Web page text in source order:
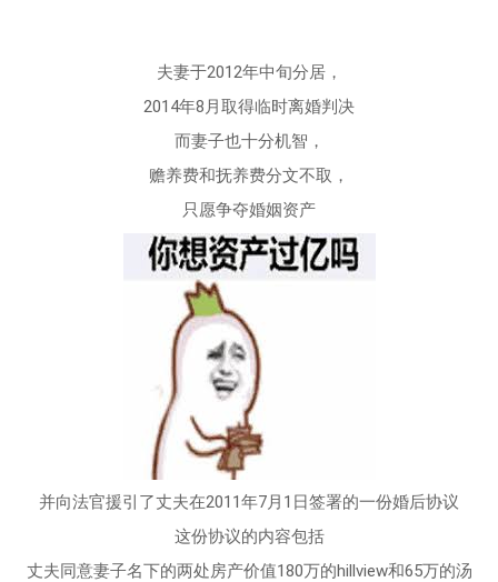
夫妻于2012年中旬分居，
2014年8月取得临时离婚判决
而妻子也十分机智，
赡养费和抚养费分文不取，
只愿争夺婚姻资产
并向法官援引了丈夫在2011年7月1日签署的一份婚后协议
这份协议的内容包括
丈夫同意妻子名下的两处房产价值180万的hillview和65万的汤